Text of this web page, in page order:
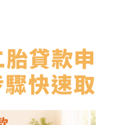
貸款申
快速取